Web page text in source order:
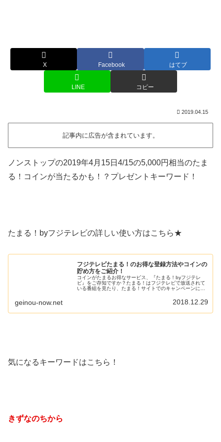
X Facebook はてブ
LINE コピー
2019.04.15
記事内に広告が含まれています。
ノンストップの2019年4月15日4/15の5,000円相当のたま
る！コインが当たるかも！？プレゼントキーワード！
たまる！byフジテレビの詳しい使い方はこちら★
フジテレビたまる！のお得な登録方法やコインの
貯め方をご紹介！
コインがたまるお得なサービス、『たまる！byフジテレ
ビ』をご存知ですか？たまる！はフジテレビで放送されて
いる番組を見たり、たまる！サイトでのキャンペーンに参
geinou-now.net 2018.12.29
気になるキーワードはこちら！
きずなのちから